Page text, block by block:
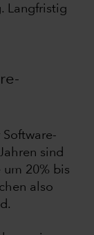
Langfristig
sind
20% bis
also